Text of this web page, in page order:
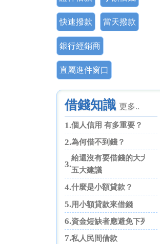
快速撥款 當天撥款
銀行經銷商
直屬進件窗口
借錢知識 更多..
1.個人信用 有多重要？
2.為何借不到錢？
3.
給還沒有要借錢的大大們
五大建議
4.什麼是小額貸款？
5.用小額貸款來借錢
6.資金短缺者應避免下列四點
7.私人民間借款